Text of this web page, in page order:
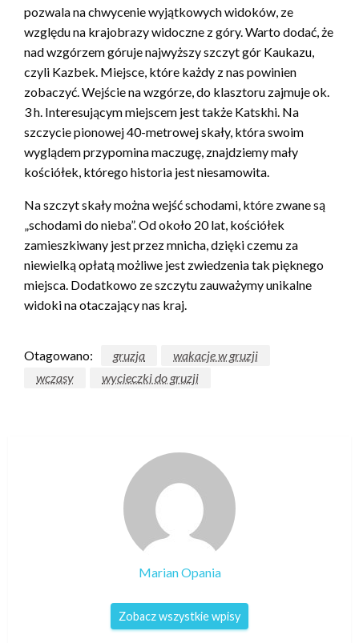
pozwala na chwycenie wyjątkowych widoków, ze
względu na krajobrazy widoczne z góry. Warto dodać, że
nad wzgórzem góruje najwyższy szczyt gór Kaukazu,
czyli Kazbek. Miejsce, które każdy z nas powinien
zobaczyć. Wejście na wzgórze, do klasztoru zajmuje ok.
3 h. Interesującym miejscem jest także Katskhi. Na
szczycie pionowej 40-metrowej skały, która swoim
wyglądem przypomina maczugę, znajdziemy mały
kościółek, którego historia jest niesamowita.
Na szczyt skały można wejść schodami, które zwane są
„schodami do nieba”. Od około 20 lat, kościółek
zamieszkiwany jest przez mnicha, dzięki czemu za
niewielką opłatą możliwe jest zwiedzenia tak pięknego
miejsca. Dodatkowo ze szczytu zauważymy unikalne
widoki na otaczający nas kraj.
Otagowano: gruzja
wakacje w gruzji
wczasy
wycieczki do gruzji
Marian Opania
Zobacz wszystkie wpisy